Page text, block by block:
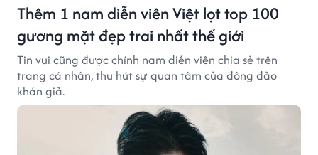
Thêm 1 nam diễn viên Việt lọt top 100
gương mặt đẹp trai nhất thế giới
Tin vui cũng được chính nam diễn viên chia sẻ trên
trang cá nhân, thu hút sự quan tâm của đông đảo
khán giả.